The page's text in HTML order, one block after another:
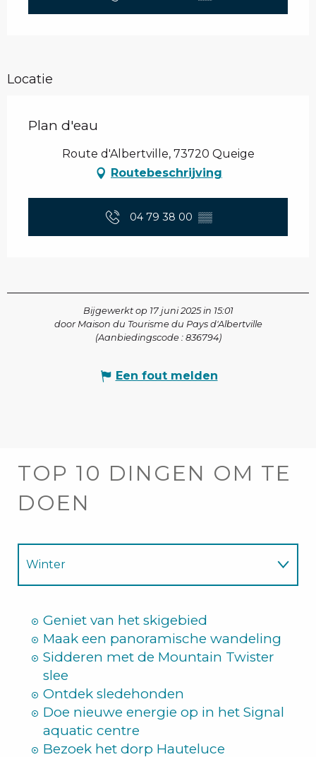
Locatie
Plan d'eau
Route d'Albertville, 73720 Queige
Routebeschrijving
04 79 38 00 ▒▒
Bijgewerkt op 17 juni 2025 in 15:01
door Maison du Tourisme du Pays d'Albertville
(Aanbiedingscode : 836794)
Een fout melden
TOP 10 DINGEN OM TE
DOEN
Winter
Geniet van het skigebied
Maak een panoramische wandeling
Sidderen met de Mountain Twister
slee
Ontdek sledehonden
Doe nieuwe energie op in het Signal
aquatic centre
Bezoek het dorp Hauteluce